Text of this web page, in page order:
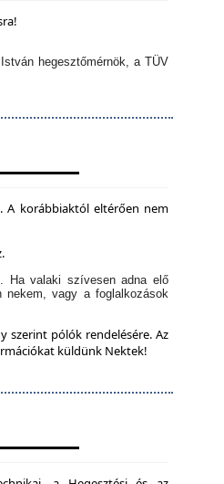
hegesztőmérnök, a TÜV
A korábbiaktól eltérően nem
Ha valaki szívesen adna elő
nekem, vagy a foglalkozások
szerint pólók rendelésére. Az
küldünk Nektek!